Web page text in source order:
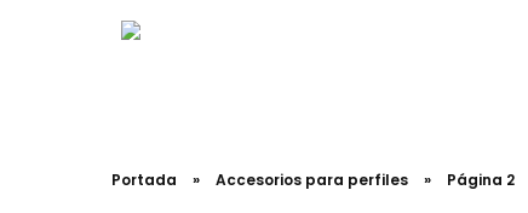
Portada » Accesorios para perfiles » Página 2